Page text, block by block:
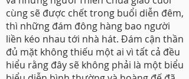
cùng sẽ được chết trong buổi diễn đêm,
thì những đám đông hàng bao người
liền kéo nhau tới nhà hát. Đám cận thần
đủ mặt không thiếu một ai vì tất cả đều
hiểu rằng đây sẽ không phải là một biểu